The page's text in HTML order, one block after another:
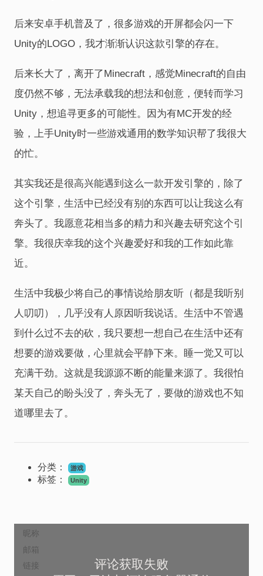
后来安卓手机普及了，很多游戏的开屏都会闪一下
Unity的LOGO，我才渐渐认识这款引擎的存在。
后来长大了，离开了Minecraft，感觉Minecraft的自由
度仍然不够，无法承载我的想法和创意，便转而学习
Unity，想追寻更多的可能性。因为有MC开发的经
验，上手Unity时一些游戏通用的数学知识帮了我很大
的忙。
其实我还是很高兴能遇到这么一款开发引擎的，除了
这个引擎，生活中已经没有别的东西可以让我这么有
奔头了。我愿意花相当多的精力和兴趣去研究这个引
擎。我很庆幸我的这个兴趣爱好和我的工作如此靠
近。
生活中我极少将自己的事情说给朋友听（都是我听别
人叨叨），几乎没有人原因听我说话。生活中不管遇
到什么过不去的砍，我只要想一想自己在生活中还有
想要的游戏要做，心里就会平静下来。睡一觉又可以
充满干劲。这就是我源源不断的能量来源了。我很怕
某天自己的盼头没了，奔头无了，要做的游戏也不知
道哪里去了。
分类： 游戏
标签： Unity
评论获取失败